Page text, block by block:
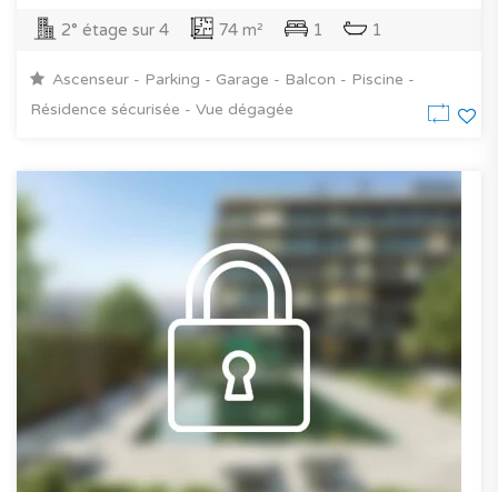
2° étage sur 4 74 m² 1 1
Ascenseur - Parking - Garage - Balcon - Piscine -
Résidence sécurisée - Vue dégagée